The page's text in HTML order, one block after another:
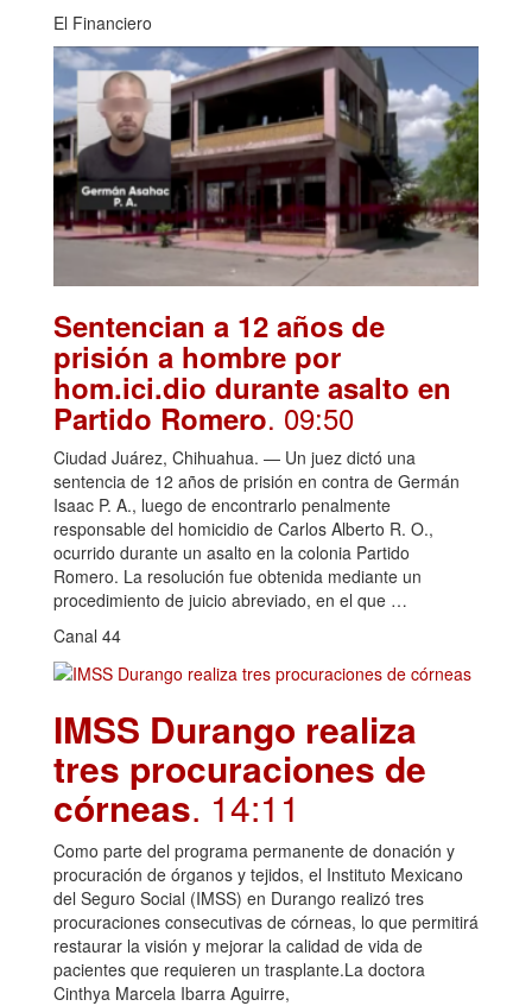
El Financiero
Sentencian a 12 años de
prisión a hombre por
hom.ici.dio durante asalto en
Partido Romero. 09:50
Ciudad Juárez, Chihuahua. — Un juez dictó una
sentencia de 12 años de prisión en contra de Germán
Isaac P. A., luego de encontrarlo penalmente
responsable del homicidio de Carlos Alberto R. O.,
ocurrido durante un asalto en la colonia Partido
Romero. La resolución fue obtenida mediante un
procedimiento de juicio abreviado, en el que …
Canal 44
IMSS Durango realiza
tres procuraciones de
córneas. 14:11
Como parte del programa permanente de donación y
procuración de órganos y tejidos, el Instituto Mexicano
del Seguro Social (IMSS) en Durango realizó tres
procuraciones consecutivas de córneas, lo que permitirá
restaurar la visión y mejorar la calidad de vida de
pacientes que requieren un trasplante.La doctora
Cinthya Marcela Ibarra Aguirre,